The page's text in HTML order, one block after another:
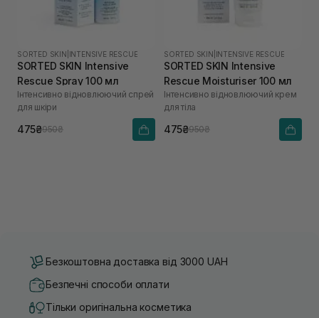
SORTED SKIN INTENSIVE RESCUE
SORTED SKIN Intensive
Rescue Spray 100 мл
Інтенсивно відновлюючий спрей
для шкіри
475₴950₴
SORTED SKIN INTENSIVE RESCUE
SORTED SKIN Intensive
Rescue Moisturiser 100 мл
Інтенсивно відновлюючий крем
для тіла
475₴950₴
Безкоштовна доставка від 3000 UAH
Безпечні способи оплати
Тільки оригінальна косметика